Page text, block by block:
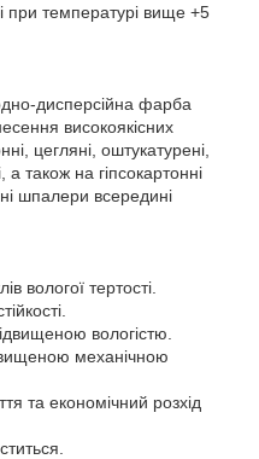
при температурі вище +5
дисперсійна фарба
високоякісних
цегляні, оштукатурені,
а також на гіпсокартонні
шпалери всередині
вологої тертості.
вологістю.
механічною
та економічний розхід